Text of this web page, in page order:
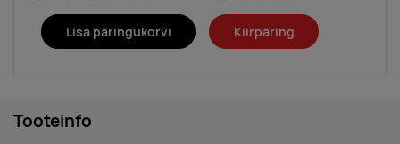
Lisa päringukorvi Kiirpäring
Tooteinfo